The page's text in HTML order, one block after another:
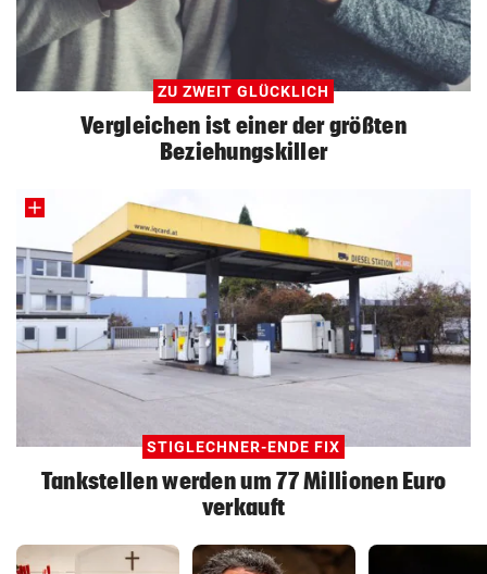
ZU ZWEIT GLÜCKLICH
Vergleichen ist einer der größten
Beziehungskiller
STIGLECHNER-ENDE FIX
Tankstellen werden um 77 Millionen Euro
verkauft